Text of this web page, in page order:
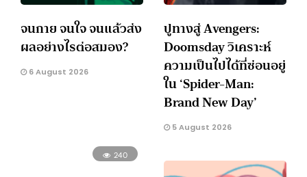
จนกาย จนใจ จนแล้วส่ง
ผลอย่างไรต่อสมอง?
6 August 2026
ปูทางสู่ Avengers:
Doomsday วิเคราะห์
ความเป็นไปได้ที่ซ่อนอยู่
ใน ‘Spider-Man:
Brand New Day’
5 August 2026
240